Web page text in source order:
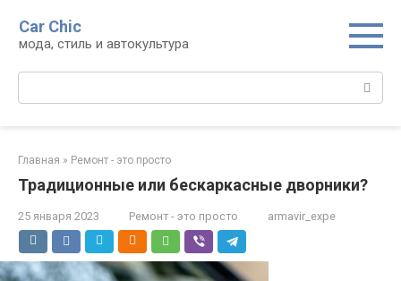
контенту
Car Chic
мода, стиль и автокультура
Поиск:
Главная » Ремонт - это просто
Традиционные или бескаркасные дворники?
25 января 2023 Ремонт - это просто armavir_expe